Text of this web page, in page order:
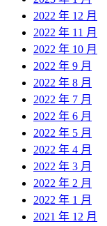
2022 年 12 月
2022 年 11 月
2022 年 10 月
2022 年 9 月
2022 年 8 月
2022 年 7 月
2022 年 6 月
2022 年 5 月
2022 年 4 月
2022 年 3 月
2022 年 2 月
2022 年 1 月
2021 年 12 月